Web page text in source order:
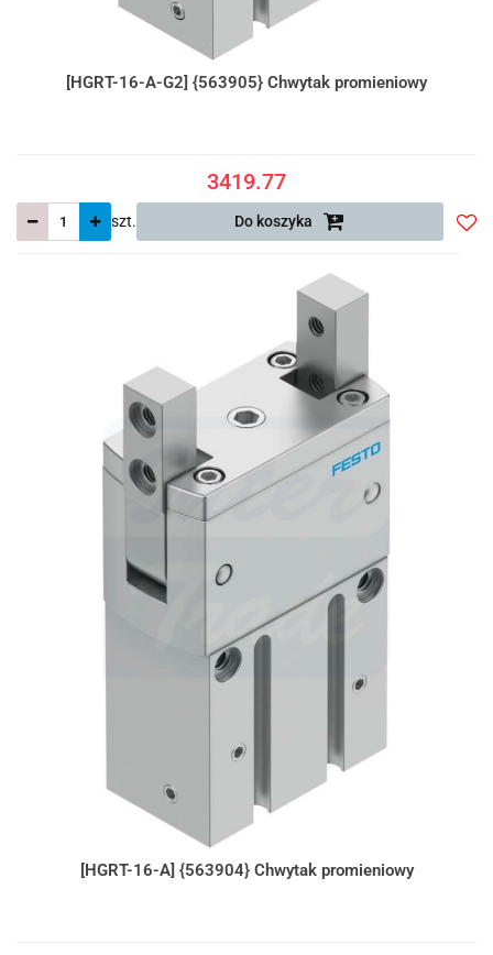
[HGRT-16-A-G2] {563905} Chwytak promieniowy
3419.77
szt. Do koszyka
[HGRT-16-A] {563904} Chwytak promieniowy